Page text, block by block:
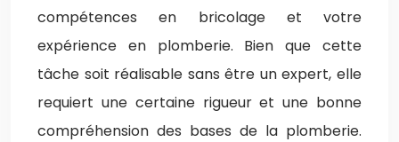
compétences en bricolage et votre
expérience en plomberie. Bien que cette
tâche soit réalisable sans être un expert, elle
requiert une certaine rigueur et une bonne
compréhension des bases de la plomberie.